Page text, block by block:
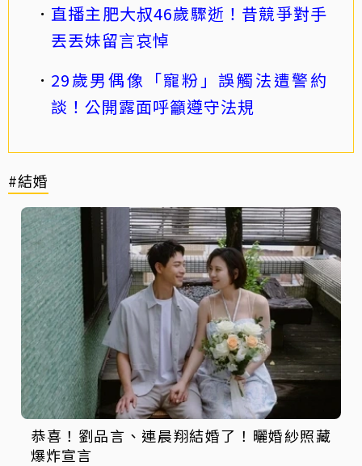
直播主肥大叔46歲驟逝！昔競爭對手
丟丟妹留言哀悼
29歲男偶像「寵粉」誤觸法遭警約
談！公開露面呼籲遵守法規
#結婚
恭喜！劉品言、連晨翔結婚了！曬婚紗照藏
爆炸宣言